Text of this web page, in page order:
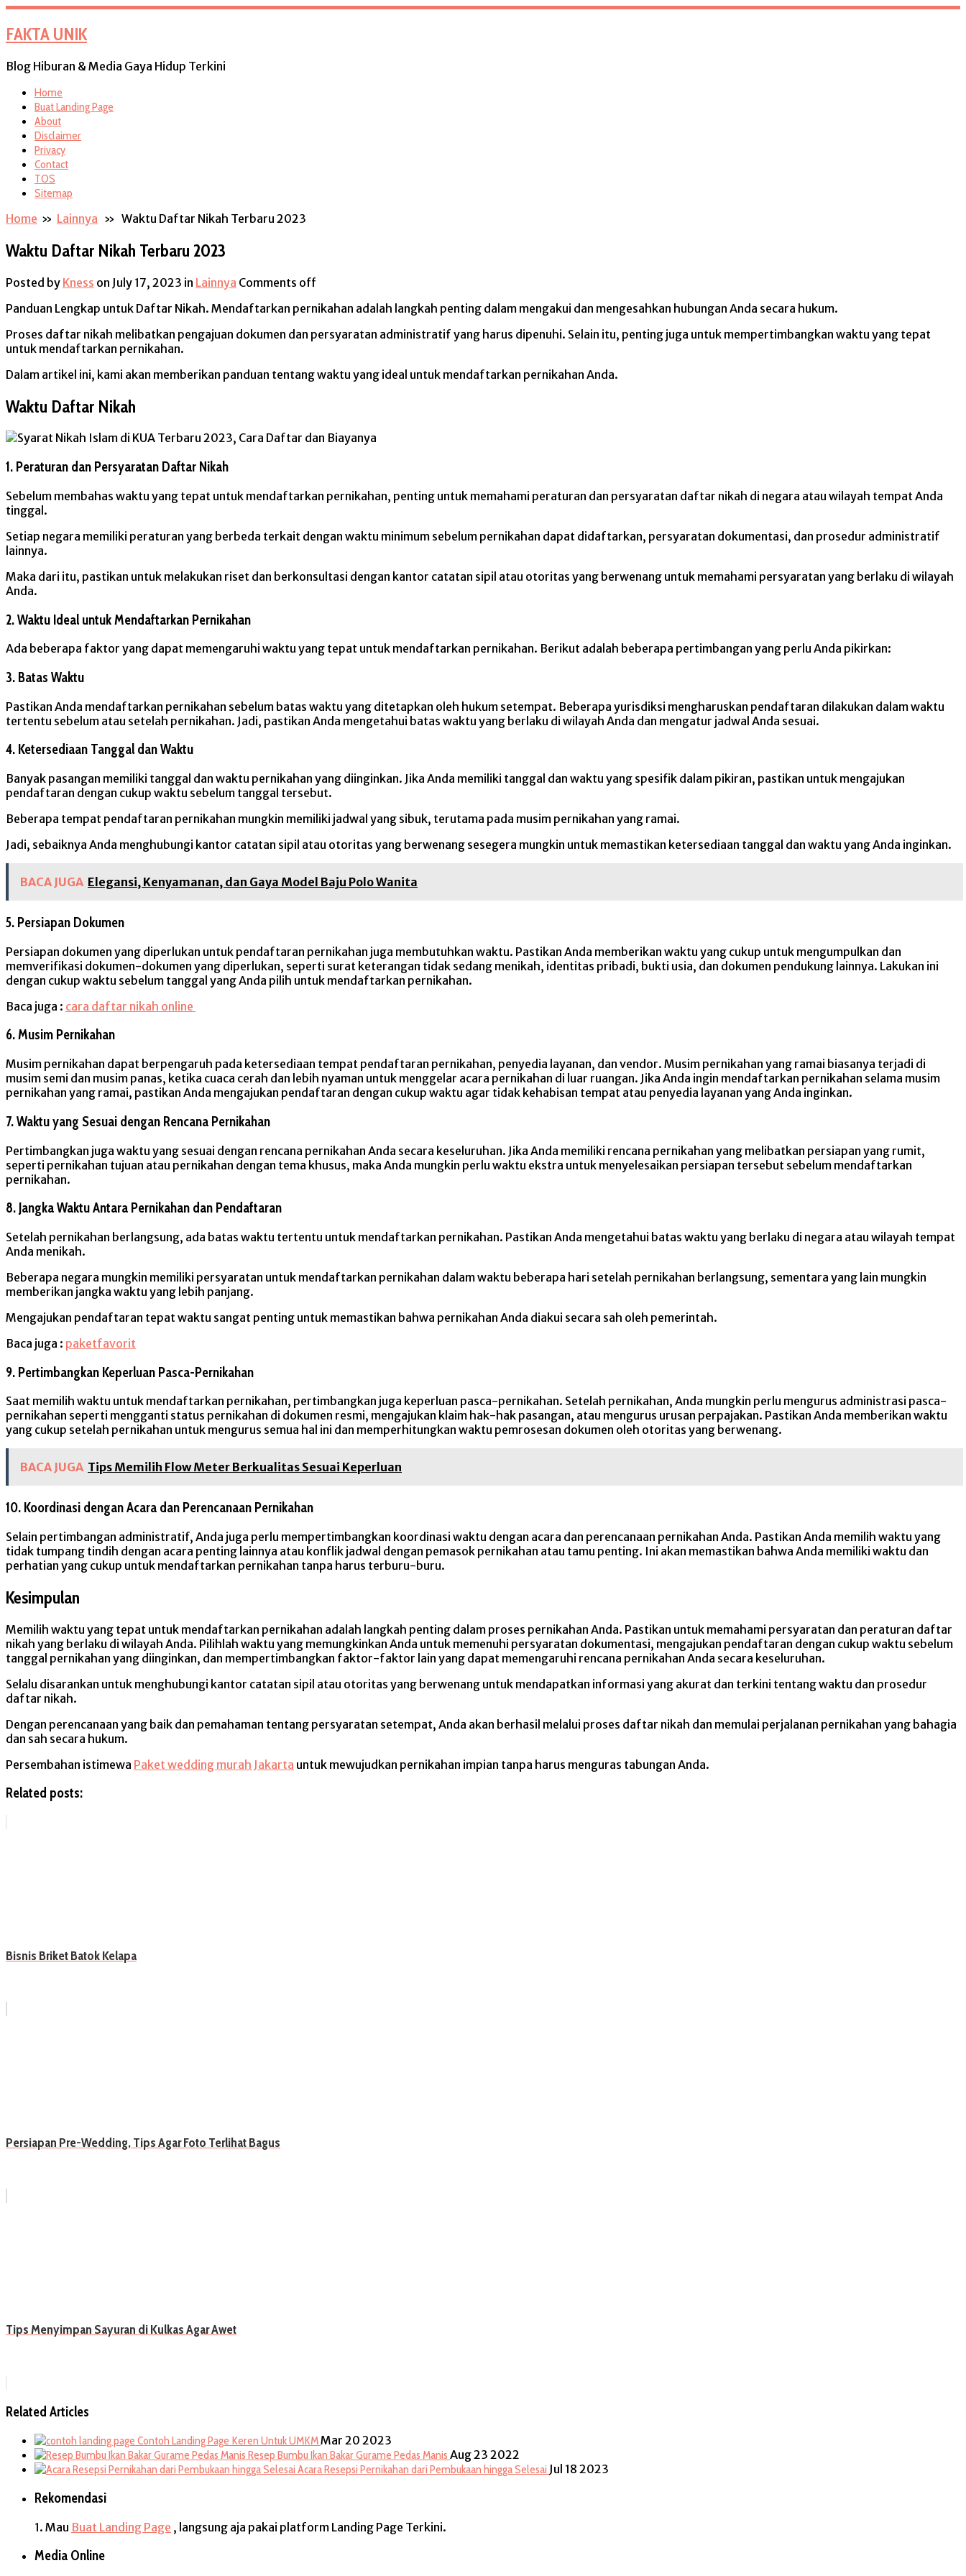
FAKTA UNIK
Blog Hiburan & Media Gaya Hidup Terkini
Home
Buat Landing Page
About
Disclaimer
Privacy
Contact
TOS
Sitemap
Home » Lainnya » Waktu Daftar Nikah Terbaru 2023
Waktu Daftar Nikah Terbaru 2023
Posted by Kness on July 17, 2023 in Lainnya Comments off
Panduan Lengkap untuk Daftar Nikah. Mendaftarkan pernikahan adalah langkah penting dalam mengakui dan mengesahkan hubungan Anda secara hukum.
Proses daftar nikah melibatkan pengajuan dokumen dan persyaratan administratif yang harus dipenuhi. Selain itu, penting juga untuk mempertimbangkan waktu yang tepat
untuk mendaftarkan pernikahan.
Dalam artikel ini, kami akan memberikan panduan tentang waktu yang ideal untuk mendaftarkan pernikahan Anda.
Waktu Daftar Nikah
1. Peraturan dan Persyaratan Daftar Nikah
Sebelum membahas waktu yang tepat untuk mendaftarkan pernikahan, penting untuk memahami peraturan dan persyaratan daftar nikah di negara atau wilayah tempat Anda
tinggal.
Setiap negara memiliki peraturan yang berbeda terkait dengan waktu minimum sebelum pernikahan dapat didaftarkan, persyaratan dokumentasi, dan prosedur administratif
lainnya.
Maka dari itu, pastikan untuk melakukan riset dan berkonsultasi dengan kantor catatan sipil atau otoritas yang berwenang untuk memahami persyaratan yang berlaku di wilayah
Anda.
2. Waktu Ideal untuk Mendaftarkan Pernikahan
Ada beberapa faktor yang dapat memengaruhi waktu yang tepat untuk mendaftarkan pernikahan. Berikut adalah beberapa pertimbangan yang perlu Anda pikirkan:
3. Batas Waktu
Pastikan Anda mendaftarkan pernikahan sebelum batas waktu yang ditetapkan oleh hukum setempat. Beberapa yurisdiksi mengharuskan pendaftaran dilakukan dalam waktu
tertentu sebelum atau setelah pernikahan. Jadi, pastikan Anda mengetahui batas waktu yang berlaku di wilayah Anda dan mengatur jadwal Anda sesuai.
4. Ketersediaan Tanggal dan Waktu
Banyak pasangan memiliki tanggal dan waktu pernikahan yang diinginkan. Jika Anda memiliki tanggal dan waktu yang spesifik dalam pikiran, pastikan untuk mengajukan
pendaftaran dengan cukup waktu sebelum tanggal tersebut.
Beberapa tempat pendaftaran pernikahan mungkin memiliki jadwal yang sibuk, terutama pada musim pernikahan yang ramai.
Jadi, sebaiknya Anda menghubungi kantor catatan sipil atau otoritas yang berwenang sesegera mungkin untuk memastikan ketersediaan tanggal dan waktu yang Anda inginkan.
BACA JUGA Elegansi, Kenyamanan, dan Gaya Model Baju Polo Wanita
5. Persiapan Dokumen
Persiapan dokumen yang diperlukan untuk pendaftaran pernikahan juga membutuhkan waktu. Pastikan Anda memberikan waktu yang cukup untuk mengumpulkan dan
memverifikasi dokumen-dokumen yang diperlukan, seperti surat keterangan tidak sedang menikah, identitas pribadi, bukti usia, dan dokumen pendukung lainnya. Lakukan ini
dengan cukup waktu sebelum tanggal yang Anda pilih untuk mendaftarkan pernikahan.
Baca juga : cara daftar nikah online
6. Musim Pernikahan
Musim pernikahan dapat berpengaruh pada ketersediaan tempat pendaftaran pernikahan, penyedia layanan, dan vendor. Musim pernikahan yang ramai biasanya terjadi di
musim semi dan musim panas, ketika cuaca cerah dan lebih nyaman untuk menggelar acara pernikahan di luar ruangan. Jika Anda ingin mendaftarkan pernikahan selama musim
pernikahan yang ramai, pastikan Anda mengajukan pendaftaran dengan cukup waktu agar tidak kehabisan tempat atau penyedia layanan yang Anda inginkan.
7. Waktu yang Sesuai dengan Rencana Pernikahan
Pertimbangkan juga waktu yang sesuai dengan rencana pernikahan Anda secara keseluruhan. Jika Anda memiliki rencana pernikahan yang melibatkan persiapan yang rumit,
seperti pernikahan tujuan atau pernikahan dengan tema khusus, maka Anda mungkin perlu waktu ekstra untuk menyelesaikan persiapan tersebut sebelum mendaftarkan
pernikahan.
8. Jangka Waktu Antara Pernikahan dan Pendaftaran
Setelah pernikahan berlangsung, ada batas waktu tertentu untuk mendaftarkan pernikahan. Pastikan Anda mengetahui batas waktu yang berlaku di negara atau wilayah tempat
Anda menikah.
Beberapa negara mungkin memiliki persyaratan untuk mendaftarkan pernikahan dalam waktu beberapa hari setelah pernikahan berlangsung, sementara yang lain mungkin
memberikan jangka waktu yang lebih panjang.
Mengajukan pendaftaran tepat waktu sangat penting untuk memastikan bahwa pernikahan Anda diakui secara sah oleh pemerintah.
Baca juga : paketfavorit
9. Pertimbangkan Keperluan Pasca-Pernikahan
Saat memilih waktu untuk mendaftarkan pernikahan, pertimbangkan juga keperluan pasca-pernikahan. Setelah pernikahan, Anda mungkin perlu mengurus administrasi pasca-
pernikahan seperti mengganti status pernikahan di dokumen resmi, mengajukan klaim hak-hak pasangan, atau mengurus urusan perpajakan. Pastikan Anda memberikan waktu
yang cukup setelah pernikahan untuk mengurus semua hal ini dan memperhitungkan waktu pemrosesan dokumen oleh otoritas yang berwenang.
BACA JUGA Tips Memilih Flow Meter Berkualitas Sesuai Keperluan
10. Koordinasi dengan Acara dan Perencanaan Pernikahan
Selain pertimbangan administratif, Anda juga perlu mempertimbangkan koordinasi waktu dengan acara dan perencanaan pernikahan Anda. Pastikan Anda memilih waktu yang
tidak tumpang tindih dengan acara penting lainnya atau konflik jadwal dengan pemasok pernikahan atau tamu penting. Ini akan memastikan bahwa Anda memiliki waktu dan
perhatian yang cukup untuk mendaftarkan pernikahan tanpa harus terburu-buru.
Kesimpulan
Memilih waktu yang tepat untuk mendaftarkan pernikahan adalah langkah penting dalam proses pernikahan Anda. Pastikan untuk memahami persyaratan dan peraturan daftar
nikah yang berlaku di wilayah Anda. Pilihlah waktu yang memungkinkan Anda untuk memenuhi persyaratan dokumentasi, mengajukan pendaftaran dengan cukup waktu sebelum
tanggal pernikahan yang diinginkan, dan mempertimbangkan faktor-faktor lain yang dapat memengaruhi rencana pernikahan Anda secara keseluruhan.
Selalu disarankan untuk menghubungi kantor catatan sipil atau otoritas yang berwenang untuk mendapatkan informasi yang akurat dan terkini tentang waktu dan prosedur
daftar nikah.
Dengan perencanaan yang baik dan pemahaman tentang persyaratan setempat, Anda akan berhasil melalui proses daftar nikah dan memulai perjalanan pernikahan yang bahagia
dan sah secara hukum.
Persembahan istimewa Paket wedding murah Jakarta untuk mewujudkan pernikahan impian tanpa harus menguras tabungan Anda.
Related posts:
Bisnis Briket Batok Kelapa
Persiapan Pre-Wedding, Tips Agar Foto Terlihat Bagus
Tips Menyimpan Sayuran di Kulkas Agar Awet
Related Articles
Contoh Landing Page Keren Untuk UMKMMar 20 2023
Resep Bumbu Ikan Bakar Gurame Pedas Manis Aug 23 2022
Acara Resepsi Pernikahan dari Pembukaan hingga Selesai Jul 18 2023
Rekomendasi
1. Mau Buat Landing Page , langsung aja pakai platform Landing Page Terkini.
Media Online